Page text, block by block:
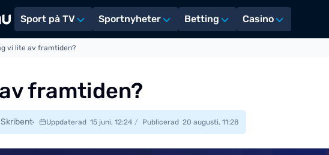
Sport på TV Sportnyheter Betting Casino
vi lite av framtiden?
framtiden?
Skribent Uppdaterad 15 juni, 12:24 Publicerad 20 augusti, 11:28